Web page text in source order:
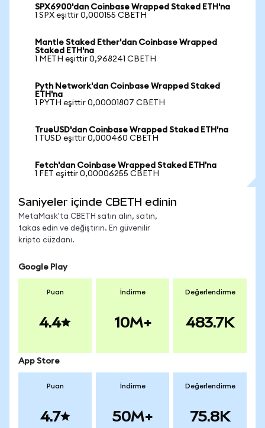
SPX6900'dan Coinbase Wrapped Staked ETH'na
1 SPX eşittir 0,000155 CBETH
Mantle Staked Ether'dan Coinbase Wrapped
Staked ETH'na
1 METH eşittir 0,968241 CBETH
Pyth Network'dan Coinbase Wrapped Staked
ETH'na
1 PYTH eşittir 0,00001807 CBETH
TrueUSD'dan Coinbase Wrapped Staked ETH'na
1 TUSD eşittir 0,000460 CBETH
Fetch'dan Coinbase Wrapped Staked ETH'na
1 FET eşittir 0,00006255 CBETH
Saniyeler içinde CBETH edinin
MetaMask'ta CBETH satın alın, satın,
takas edin ve değiştirin. En güvenilir
kripto cüzdanı.
Google Play
Puan
4.4
İndirme
10M+
Değerlendirme
483.7K
App Store
Puan
4.7
İndirme
50M+
Değerlendirme
75.8K